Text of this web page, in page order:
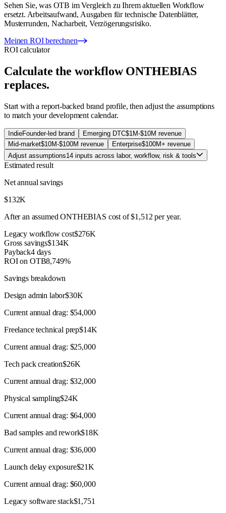
Sehen Sie, was OTB im Vergleich zu Ihrem aktuellen Workflow
ersetzt. Arbeitsaufwand, Ausgaben für technische Datenblätter,
Musterrunden, Nacharbeit, Verzögerungsrisiko.
Meinen ROI berechnen
ROI calculator
Calculate the workflow ONTHEBIAS
replaces.
Start with a report-backed brand profile, then adjust the assumptions
to match your development calendar.
IndieFounder-led brand Emerging DTC$1M-$10M revenue
Mid-market$10M-$100M revenue Enterprise$100M+ revenue
Adjust assumptions14 inputs across labor, workflow, risk & tools
Estimated result
Net annual savings
$132K
After an assumed ONTHEBIAS cost of$1,512 per year.
Legacy workflow cost$276K
Gross savings$134K
Payback4 days
ROI on OTB8,749%
Savings breakdown
Design admin labor$30K
Current annual drag: $54,000
Freelance technical prep$14K
Current annual drag: $25,000
Tech pack creation$26K
Current annual drag: $32,000
Physical sampling$24K
Current annual drag: $64,000
Bad samples and rework$18K
Current annual drag: $36,000
Launch delay exposure$21K
Current annual drag: $60,000
Legacy software stack$1,751